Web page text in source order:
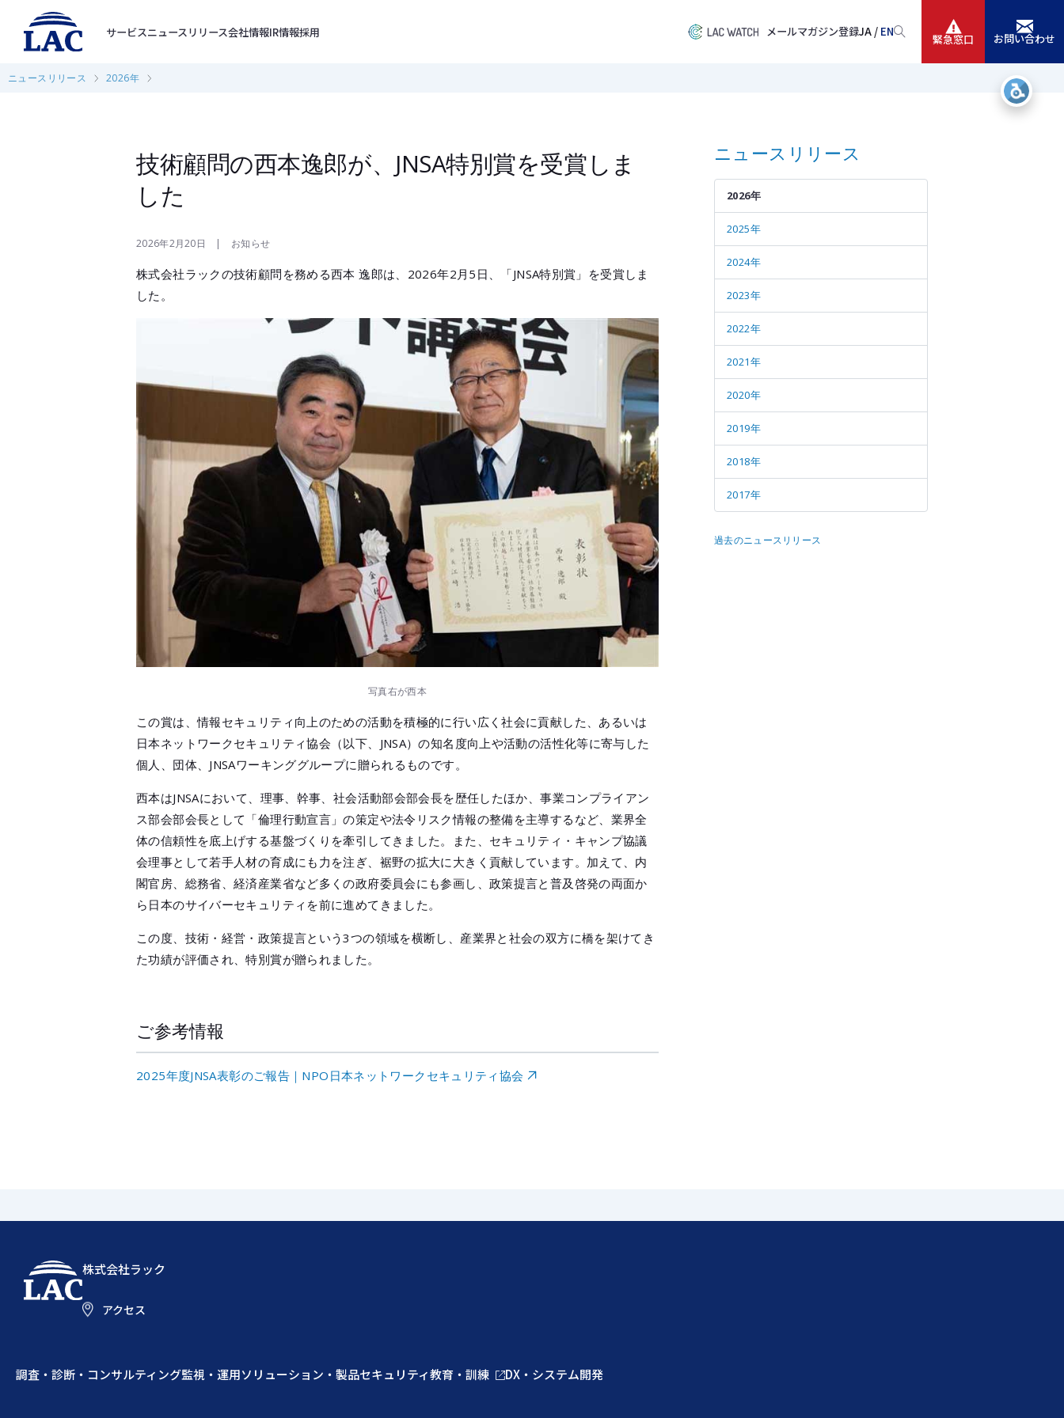
サービスニュースリリース会社情報IR情報採用 メールマガジン登録JA / EN 緊急窓口 お問い合わせ
会社情報
採用
ニュースリリース 2026年
技術顧問の西本逸郎が、JNSA特別賞を受賞しま
した
2026年2月20日 | お知らせ
株式会社ラックの技術顧問を務める西本 逸郎は、2026年2月5日、「JNSA特別賞」を受賞しま
した。
写真右が西本
この賞は、情報セキュリティ向上のための活動を積極的に行い広く社会に貢献した、あるいは
日本ネットワークセキュリティ協会（以下、JNSA）の知名度向上や活動の活性化等に寄与した
個人、団体、JNSAワーキンググループに贈られるものです。
西本はJNSAにおいて、理事、幹事、社会活動部会部会長を歴任したほか、事業コンプライアン
ス部会部会長として「倫理行動宣言」の策定や法令リスク情報の整備を主導するなど、業界全
体の信頼性を底上げする基盤づくりを牽引してきました。また、セキュリティ・キャンプ協議
会理事として若手人材の育成にも力を注ぎ、裾野の拡大に大きく貢献しています。加えて、内
閣官房、総務省、経済産業省など多くの政府委員会にも参画し、政策提言と普及啓発の両面か
ら日本のサイバーセキュリティを前に進めてきました。
この度、技術・経営・政策提言という3つの領域を横断し、産業界と社会の双方に橋を架けてき
た功績が評価され、特別賞が贈られました。
ご参考情報
2025年度JNSA表彰のご報告｜NPO日本ネットワークセキュリティ協会
ニュースリリース
2026年
2025年
2024年
2023年
2022年
2021年
2020年
2019年
2018年
2017年
過去のニュースリリース
株式会社ラック
アクセス
調査・診断・コンサルティング監視・運用ソリューション・製品セキュリティ教育・訓練 DX・システム開発